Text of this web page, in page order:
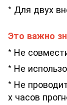
* Для двух
Это важно
* Не
* Не
* Не
х часов